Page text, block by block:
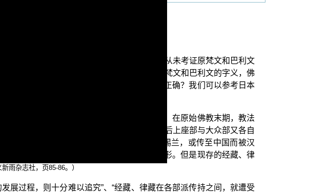
琊阁提出：“萧平实在《童女迦叶考》里面从未考证原梵文和巴利文
萨的错误问题。佛教学术者非常重视经典的梵文和巴利文的字义，佛
经论的字义所显示的结果，是否就一定是正确？我们可以参考日本
展过程，则十分难以追究。总之一般认为，在原始佛教末期，教法
部，所以教法的传持也转移到部派教团。其后上座部与大众部又各自
派式的增广与变化。这些以巴利语流传于锡兰，或传至中国而被汉
出经律二藏，如今也不可能获知当时的原形。但是现存的经藏、律
雨杂志社，页85-86。）
展过程，则十分难以追究”、“经藏、律藏在各部派传持之间，就遭受